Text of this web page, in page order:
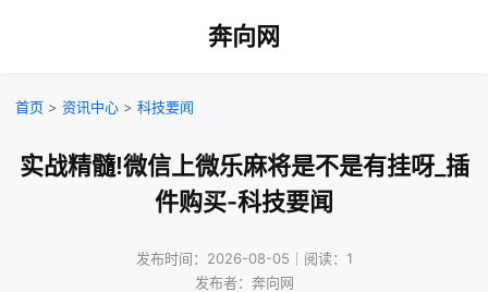
奔向网
首页 > 资讯中心 > 科技要闻
实战精髓!微信上微乐麻将是不是有挂呀_插
件购买-科技要闻
发布时间：2026-08-05｜阅读：1
发布者：奔向网